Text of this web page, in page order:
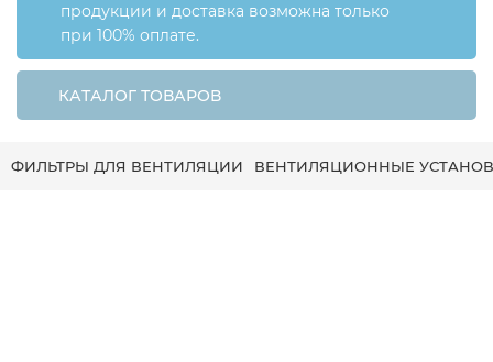
продукции и доставка возможна только
при 100% оплате.
КАТАЛОГ ТОВАРОВ
ФИЛЬТРЫ ДЛЯ ВЕНТИЛЯЦИИ ВЕНТИЛЯЦИОННЫЕ